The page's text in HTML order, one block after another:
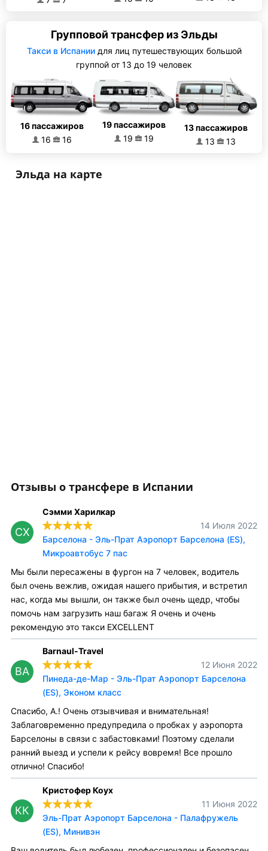
Групповой трансфер из Эльды
Такси в Испаниидля лиц путешествующих большой
группой от 13 до 19 человек
16 пассажиров
16
16
19 пассажиров
19
19
13 пассажиров
13
13
Эльда на карте
Отзывы о трансфере в Испании
СХ
Сэмми Харилкар
14 Июля 2022
Барселона - Эль-Прат Аэропорт Барселона (ES),
Микроавтобус 7 пас
Мы были пересажены в фургон на 7 человек, водитель
был очень вежлив, ожидая нашего прибытия, и встретил
нас, когда мы вышли, он также был очень щедр, чтобы
помочь нам загрузить наш багаж Я очень и очень
рекомендую это такси EXCELLENT
BA
Barnaul-Travel
12 Июня 2022
Пинеда-де-Мар - Эль-Прат Аэропорт Барселона
(ES), Эконом класс
Спасибо, А.! Очень отзывчивая и внимательная!
Заблаговременно предупредила о пробках у аэропорта
Барселоны в связи с забастовками! Поэтому сделали
ранний выезд и успели к рейсу вовремя! Все прошло
отлично! Спасибо!
КК
Кристофер Коух
11 Июня 2022
Эль-Прат Аэропорт Барселона - Палафружель
(ES), Минивэн